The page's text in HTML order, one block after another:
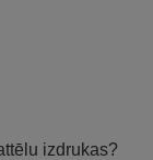
izdrukas?